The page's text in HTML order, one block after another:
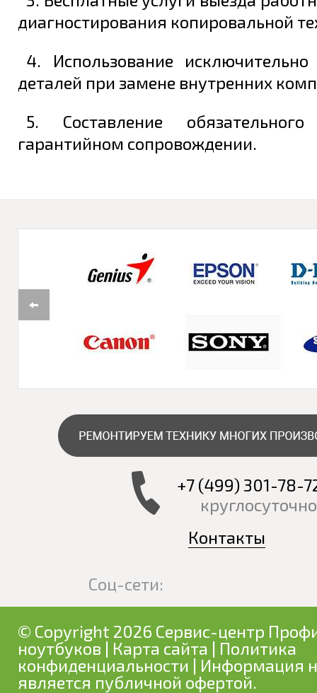
диагностирования копировальной
4. Использование
деталей при замене внутренних
5. Составление
гарантийном сопровождении.
+7 (499) 301-78-
Контакты
Соц-сети:
© Copyright 2026 Сервис-центр
ноутбуков | Карта сайта | Политика
конфиденциальности | Информация
является публичной офертой.